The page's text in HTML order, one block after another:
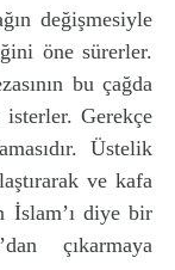
değişmesiyle
öne sürerler.
bu çağda
isterler. Gerekçe
Üstelik
ve kafa
İslam’ı diye bir
çıkarmaya